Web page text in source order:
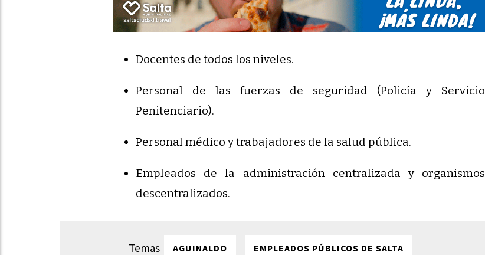
Docentes de todos los niveles.
Personal de las fuerzas de seguridad (Policía y Servicio
Penitenciario).
Personal médico y trabajadores de la salud pública.
Empleados de la administración centralizada y organismos
descentralizados.
AGUINALDO EMPLEADOS PÚBLICOS DE SALTA